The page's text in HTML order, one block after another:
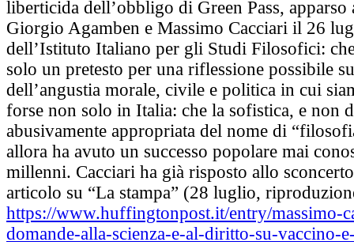
liberticida dell’obbligo di Green Pass,
Giorgio Agamben e Massimo Cacciari il 26
dell’Istituto Italiano per gli Studi Filosofici:
solo un pretesto per una riflessione possibile
dell’angustia morale, civile e politica in cui
forse non solo in Italia: che la sofistica, e non
abusivamente appropriata del nome di
allora ha avuto un successo popolare mai
millenni. Cacciari ha già risposto allo
articolo su “La stampa” (28 luglio,
https://www.huffingtonpost.it/entry/massimo-
domande-alla-scienza-e-al-diritto-su-vaccino-